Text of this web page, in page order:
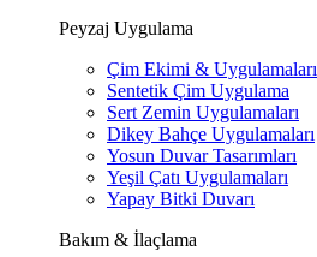
Peyzaj Uygulama
Çim Ekimi & Uygulamaları
Sentetik Çim Uygulama
Sert Zemin Uygulamaları
Dikey Bahçe Uygulamaları
Yosun Duvar Tasarımları
Yeşil Çatı Uygulamaları
Yapay Bitki Duvarı
Bakım & İlaçlama